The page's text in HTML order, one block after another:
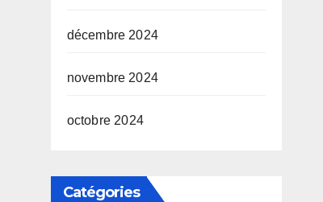
décembre 2024
novembre 2024
octobre 2024
Catégories